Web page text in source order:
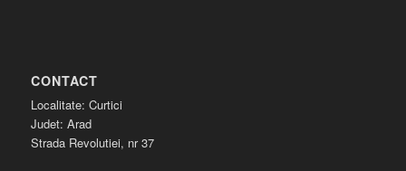
CONTACT
Localitate: Curtici
Judet: Arad
Strada Revolutiei, nr 37